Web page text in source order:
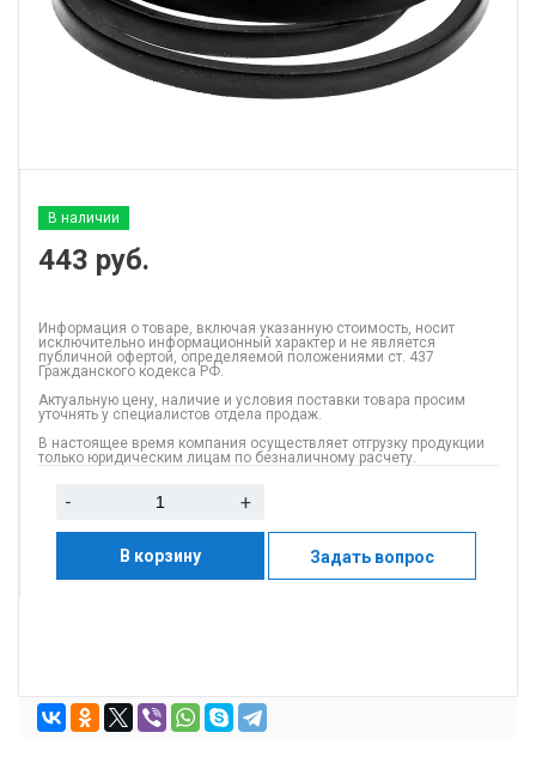
В наличии
443 руб.
Информация о товаре, включая указанную стоимость, носит
исключительно информационный характер и не является
публичной офертой, определяемой положениями ст. 437
Гражданского кодекса РФ.
Актуальную цену, наличие и условия поставки товара просим
уточнять у специалистов отдела продаж.
В настоящее время компания осуществляет отгрузку продукции
только юридическим лицам по безналичному расчету.
- +
В корзину Задать вопрос